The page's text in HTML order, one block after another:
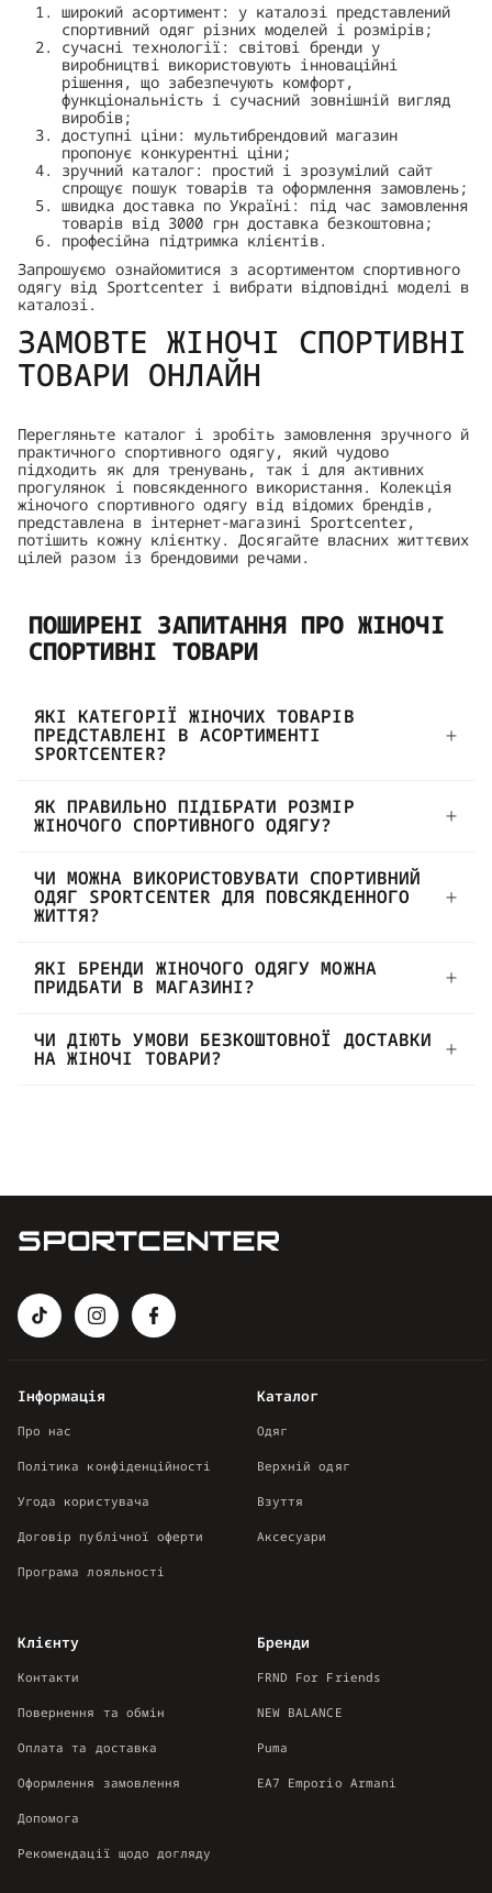
широкий асортимент: у каталозі представлений
спортивний одяг різних моделей і розмірів;
сучасні технології: світові бренди у
виробництві використовують інноваційні
рішення, що забезпечують комфорт,
функціональність і сучасний зовнішній вигляд
виробів;
доступні ціни: мультибрендовий магазин
пропонує конкурентні ціни;
зручний каталог: простий і зрозумілий сайт
спрощує пошук товарів та оформлення замовлень;
швидка доставка по Україні: під час замовлення
товарів від 3000 грн доставка безкоштовна;
професійна підтримка клієнтів.
Запрошуємо ознайомитися з асортиментом спортивного
одягу від Sportcenter і вибрати відповідні моделі в
каталозі.
ЗАМОВТЕ ЖІНОЧІ СПОРТИВНІ
ТОВАРИ ОНЛАЙН
Перегляньте каталог і зробіть замовлення зручного й
практичного спортивного одягу, який чудово
підходить як для тренувань, так і для активних
прогулянок і повсякденного використання. Колекція
жіночого спортивного одягу від відомих брендів,
представлена в інтернет-магазині Sportcenter,
потішить кожну клієнтку. Досягайте власних життєвих
цілей разом із брендовими речами.
ПОШИРЕНІ ЗАПИТАННЯ ПРО ЖІНОЧІ
СПОРТИВНІ ТОВАРИ
ЯКІ КАТЕГОРІЇ ЖІНОЧИХ ТОВАРІВ
ПРЕДСТАВЛЕНІ В АСОРТИМЕНТІ
SPORTCENTER?
ЯК ПРАВИЛЬНО ПІДІБРАТИ РОЗМІР
ЖІНОЧОГО СПОРТИВНОГО ОДЯГУ?
ЧИ МОЖНА ВИКОРИСТОВУВАТИ СПОРТИВНИЙ
ОДЯГ SPORTCENTER ДЛЯ ПОВСЯКДЕННОГО
ЖИТТЯ?
ЯКІ БРЕНДИ ЖІНОЧОГО ОДЯГУ МОЖНА
ПРИДБАТИ В МАГАЗИНІ?
ЧИ ДІЮТЬ УМОВИ БЕЗКОШТОВНОЇ ДОСТАВКИ
НА ЖІНОЧІ ТОВАРИ?
Каталог
Одяг
Верхній одяг
Взуття
Аксесуари
Інформація
Про нас
Політика конфіденційності
Угода користувача
Договір публічної оферти
Програма лояльності
Клієнту
Контакти
Повернення та обмін
Оплата та доставка
Оформлення замовлення
Допомога
Рекомендації щодо догляду
Бренди
FRND For Friends
NEW BALANCE
Puma
EA7 Emporio Armani